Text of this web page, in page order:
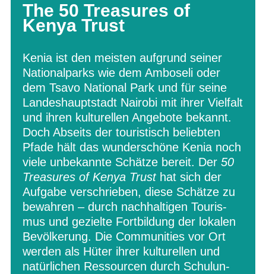
The 50 Treasures of
Kenya Trust
Kenia ist den meis­ten auf­grund sei­ner
Natio­nal­parks wie dem Ambo­seli oder
dem Tsavo Natio­nal Park und für seine
Lan­des­haupt­stadt Nai­robi mit ihrer Viel­falt
und ihren kul­tu­rel­len Ange­bote bekannt.
Doch Abseits der tou­ris­tisch belieb­ten
Pfade hält das wun­der­schöne Kenia noch
viele unbe­kannte Schätze bereit. Der 50
Tre­asu­res of Kenya Trusthat sich der
Auf­gabe ver­schrie­ben, diese Schätze zu
bewah­ren – durch nach­hal­ti­gen Tou­ris­
mus und gezielte Fort­bil­dung der loka­len
Bevöl­ke­rung. Die Com­mu­ni­ties vor Ort
wer­den als Hüter ihrer kul­tu­rel­len und
natür­li­chen Res­sour­cen durch Schu­lun­